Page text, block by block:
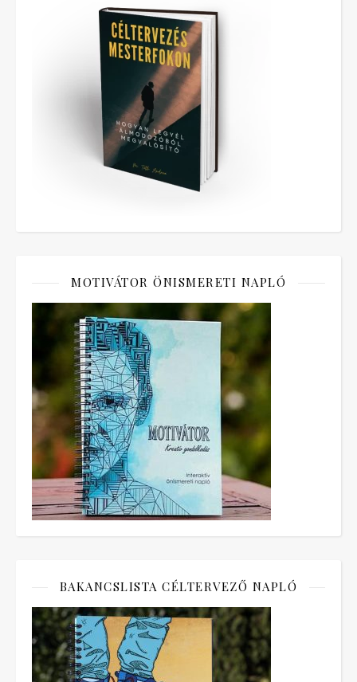
MOTIVÁTOR ÖNISMERETI NAPLÓ
BAKANCSLISTA CÉLTERVEZŐ NAPLÓ